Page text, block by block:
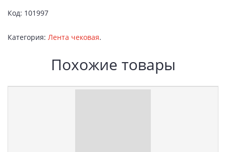
Код: 101997
Категория: Лента чековая.
Похожие товары